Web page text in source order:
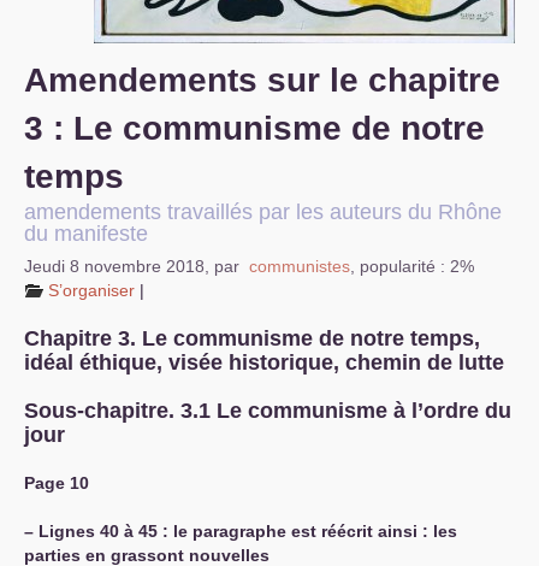
Amendements sur le chapitre
3 : Le communisme de notre
temps
amendements travaillés par les auteurs du Rhône
du manifeste
Jeudi 8 novembre 2018 par communistes popularité : 2%
S’organiser |
Chapitre 3. Le communisme de notre temps,
idéal éthique, visée historique, chemin de lutte
Sous-chapitre. 3.1 Le communisme à l’ordre du
jour
Page 10
– Lignes 40 à 45 : le paragraphe est réécrit ainsi : les
parties en grassont nouvelles